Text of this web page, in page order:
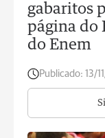
gabaritos
página do
do Enem
Publicado: 13/